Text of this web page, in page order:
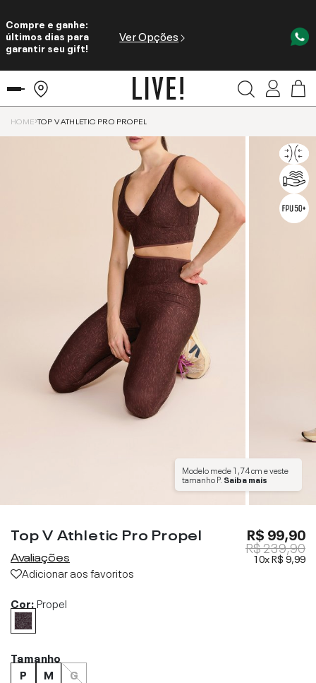
Compre e ganhe:
últimos dias para
garantir seu gift!
Ver Opções
HOME TOP V ATHLETIC PRO PROPEL
Modelo mede1,74 cme veste
tamanhoP. Saiba mais
Top V Athletic Pro Propel
Avaliações
Adicionar aos favoritos
R$ 99,90
R$ 239,90
10xR$ 9,99
Cor:Propel
Tamanho
P
M G